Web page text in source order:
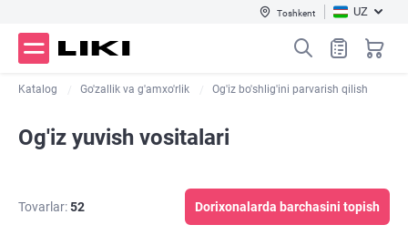
Toshkent UZ
Katalog Go'zallik va g'amxo'rlik Og'iz bo'shlig'ini parvarish qilish
Og'iz yuvish vositalari
Tovarlar:52 Dorixonalarda barchasini topish